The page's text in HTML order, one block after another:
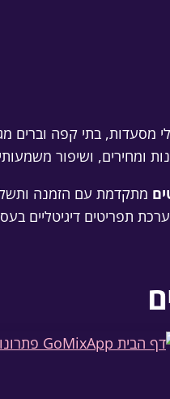
בתי קפה וברים
ומחירים, ושיפור
מתקדמת עם הזמנה
תפריטים דיגיטליים